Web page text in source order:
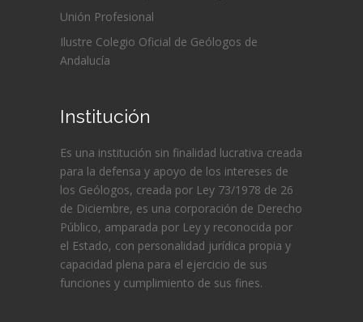
Unión Profesional
Ilustre Colegio Oficial de Geólogos de
Andalucía
Institución
Es una institución sin finalidad lucrativa creada
para la defensa y apoyo de los intereses de
los Geólogos, creada por Ley 73/1978 de 26
de Diciembre, es una corporación de Derecho
Público, amparada por Ley y reconocida por
el Estado, con personalidad jurídica propia y
capacidad plena para el ejercicio de sus
funciones y cumplimiento de sus fines.